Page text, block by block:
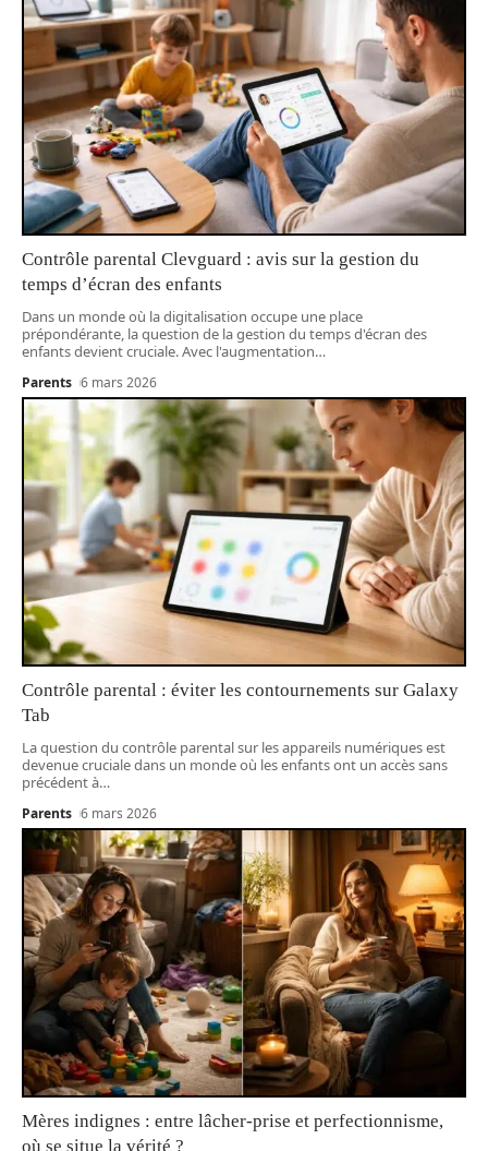
Contrôle parental Clevguard : avis sur la gestion du
temps d’écran des enfants
Dans un monde où la digitalisation occupe une place
prépondérante, la question de la gestion du temps d'écran des
enfants devient cruciale. Avec l'augmentation…
Parents 6 mars 2026
Contrôle parental : éviter les contournements sur Galaxy
Tab
La question du contrôle parental sur les appareils numériques est
devenue cruciale dans un monde où les enfants ont un accès sans
précédent à…
Parents 6 mars 2026
Mères indignes : entre lâcher-prise et perfectionnisme,
où se situe la vérité ?